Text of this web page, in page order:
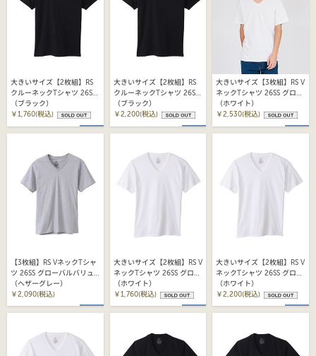
大きいサイズ【2枚組】RS
クルーネックTシャツ 26SS
グローバルバリューライン
ヘインズ(HM1EY702)
（ブラック）
￥1,760(税込)
大きいサイズ【2枚組】RS
クルーネックTシャツ 26SS
グローバルバリューライン
ヘインズ(HM1EY702)
（ブラック）
￥2,200(税込)
大きいサイズ【3枚組】RS V
ネックTシャツ 26SS グロー
バルバリューライン ヘイン
ズ (HM1EY703)
（ホワイト）
￥2,530(税込)
【3枚組】RS VネックTシャ
ツ 26SS グローバルバリュ
ーライン ヘインズ
(HM1EY703)
（ヘザーグレー）
￥2,090(税込)
大きいサイズ【2枚組】RS V
ネックTシャツ 26SS グロー
バルバリューライン ヘイン
ズ (HM1EY704)
（ホワイト）
￥1,760(税込)
大きいサイズ【2枚組】RS V
ネックTシャツ 26SS グロー
バルバリューライン ヘイン
ズ (HM1EY704)
（ホワイト）
￥2,200(税込)